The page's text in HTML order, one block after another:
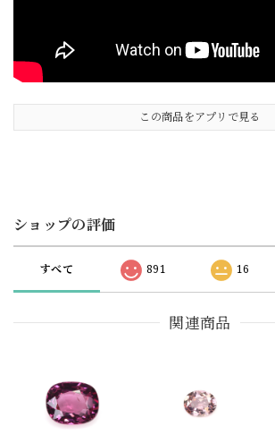
この商品をアプリで見る
ショップの評価
すべて 891 16
関連商品